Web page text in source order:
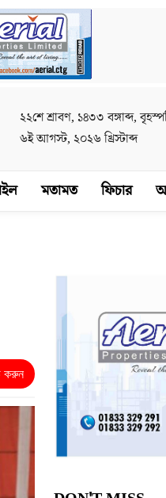
২২শে শ্রাবণ, ১৪৩৩ বঙ্গাব্দ,
৬ই আগস্ট, ২০২৬ খ্রিস্টাব্দ
মতামত ফিচার
করুন